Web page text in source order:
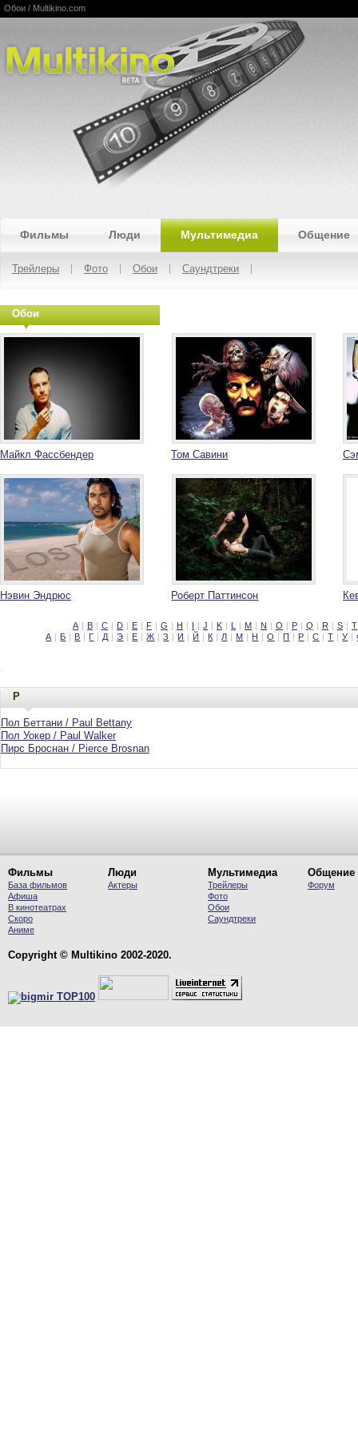
Multikino
Обои / Multikino.com
Фильмы Люди Мультимедиа Общение
Трейлеры Фото Обои Саундтреки
Обои
Майкл Фассбендер Том Савини
Нэвин Эндрюс Роберт Паттинсон
A | B | C | D | E | F | G | H | I | J | K | L | M | N | O | P | Q | R | S | T
А | Б | В | Г | Д | Э | Е | Ж | З | И | Й | К | Л | М | Н | О | П | Р | С | Т | У |
P
Пол Беттани / Paul Bettany
Пол Уокер / Paul Walker
Пирс Броснан / Pierce Brosnan
Фильмы
База фильмов
Афиша
В кинотеатрах
Скоро
Аниме
Люди
Актеры
Мультимедиа
Трейлеры
Фото
Обои
Саундтреки
Общение
Форум
Copyright © Multikino 2002-2020.